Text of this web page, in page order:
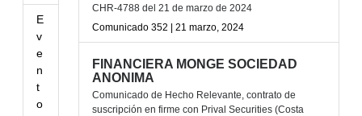
E
v
e
n
t
o
CHR-4788 del 21 de marzo de 2024
Comunicado 352 | 21 marzo, 2024
FINANCIERA MONGE SOCIEDAD
ANONIMA
Comunicado de Hecho Relevante, contrato de
suscripción en firme con Prival Securities (Costa